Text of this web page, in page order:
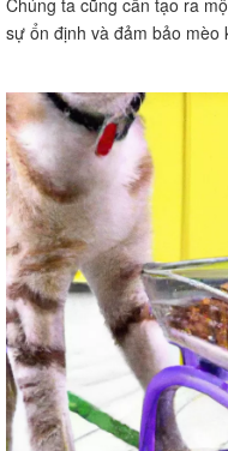
sự ổn định và đảm bảo